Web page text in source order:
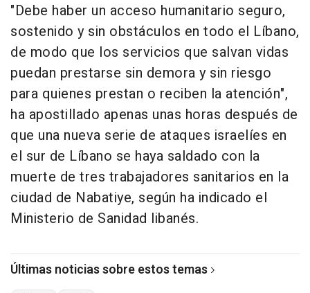
"Debe haber un acceso humanitario seguro,
sostenido y sin obstáculos en todo el Líbano,
de modo que los servicios que salvan vidas
puedan prestarse sin demora y sin riesgo
para quienes prestan o reciben la atención",
ha apostillado apenas unas horas después de
que una nueva serie de ataques israelíes en
el sur de Líbano se haya saldado con la
muerte de tres trabajadores sanitarios en la
ciudad de Nabatiye, según ha indicado el
Ministerio de Sanidad libanés.
Últimas noticias sobre estos temas